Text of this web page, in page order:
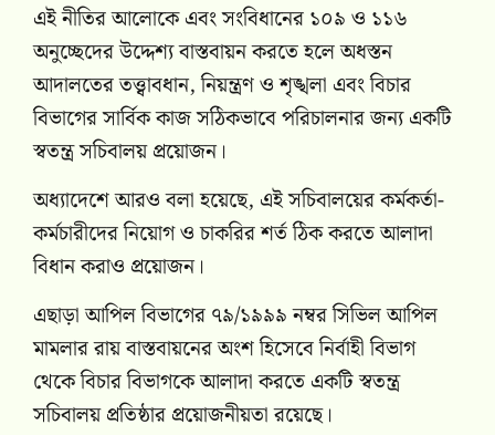
এই নীতির আলোকে এবং সংবিধানের ১০৯ ও ১১৬
অনুচ্ছেদের উদ্দেশ্য বাস্তবায়ন করতে হলে অধস্তন
আদালতের তত্ত্বাবধান, নিয়ন্ত্রণ ও শৃঙ্খলা এবং বিচার
বিভাগের সার্বিক কাজ সঠিকভাবে পরিচালনার জন্য একটি
স্বতন্ত্র সচিবালয় প্রয়োজন।
অধ্যাদেশে আরও বলা হয়েছে, এই সচিবালয়ের কর্মকর্তা-
কর্মচারীদের নিয়োগ ও চাকরির শর্ত ঠিক করতে আলাদা
বিধান করাও প্রয়োজন।
এছাড়া আপিল বিভাগের ৭৯/১৯৯৯ নম্বর সিভিল আপিল
মামলার রায় বাস্তবায়নের অংশ হিসেবে নির্বাহী বিভাগ
থেকে বিচার বিভাগকে আলাদা করতে একটি স্বতন্ত্র
সচিবালয় প্রতিষ্ঠার প্রয়োজনীয়তা রয়েছে।